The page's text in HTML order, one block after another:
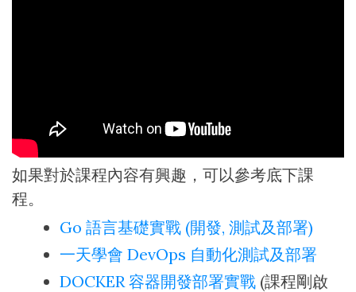
如果對於課程內容有興趣，可以參考底下課
程。
Go 語言基礎實戰 (開發, 測試及部署)
一天學會 DevOps 自動化測試及部署
DOCKER 容器開發部署實戰 (課程剛啟